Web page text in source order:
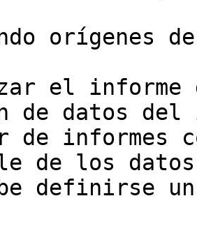
orígenes
el informe
de datos del
de informes
de los
definirse